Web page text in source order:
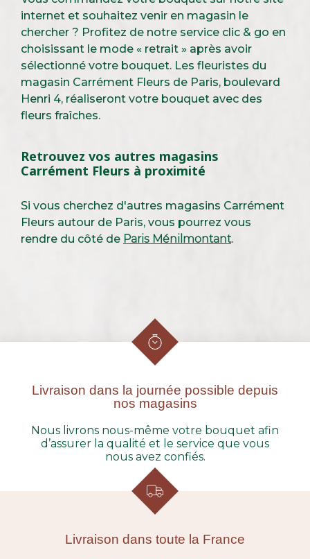
internet et souhaitez venir en magasin le
chercher ? Profitez de notre service clic & go en
choisissant le mode « retrait » après avoir
sélectionné votre bouquet. Les fleuristes du
magasin Carrément Fleurs de Paris, boulevard
Henri 4, réaliseront votre bouquet avec des
fleurs fraîches.
Retrouvez vos autres magasins
Carrément Fleurs à proximité
Si vous cherchez d'autres magasins Carrément
Fleurs autour de Paris, vous pourrez vous
rendre du côté de Paris Ménilmontant.
Livraison dans la journée possible depuis
nos magasins
Nous livrons nous-même votre bouquet afin
d’assurer la qualité et le service que vous
nous avez confiés.
Livraison dans toute la France